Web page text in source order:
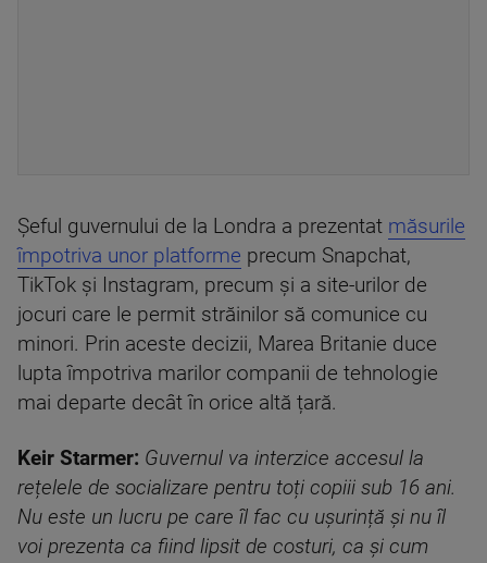
Șeful guvernului de la Londra a prezentat măsurile
împotriva unor platforme precum Snapchat,
TikTok și Instagram, precum și a site-urilor de
jocuri care le permit străinilor să comunice cu
minori. Prin aceste decizii, Marea Britanie duce
lupta împotriva marilor companii de tehnologie
mai departe decât în orice altă țară.
Keir Starmer: Guvernul va interzice accesul la
rețelele de socializare pentru toți copiii sub 16 ani.
Nu este un lucru pe care îl fac cu ușurință și nu îl
voi prezenta ca fiind lipsit de costuri, ca și cum